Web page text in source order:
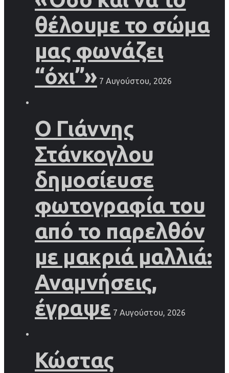
θέλουμε το σώμα
μας φωνάζει
“όχι”» 7 Αυγούστου, 2026
Ο Γιάννης
Στάνκογλου
δημοσίευσε
φωτογραφία του
από το παρελθόν
με μακριά μαλλιά:
Αναμνήσεις,
έγραψε 7 Αυγούστου, 2026
Κώστας